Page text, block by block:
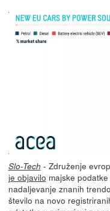
Slo-Tech - Združenje
je objavilo majske
nadaljevanje znanih
število na novo